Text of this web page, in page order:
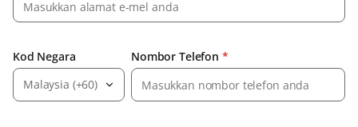
Kod Negara
Malaysia (+60)
Nombor Telefon *